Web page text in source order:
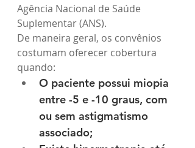
Agência Nacional de Saúde
Suplementar (ANS).
De maneira geral, os convênios
costumam oferecer cobertura
quando:
O paciente possui miopia
entre -5 e -10 graus, com
ou sem astigmatismo
associado;